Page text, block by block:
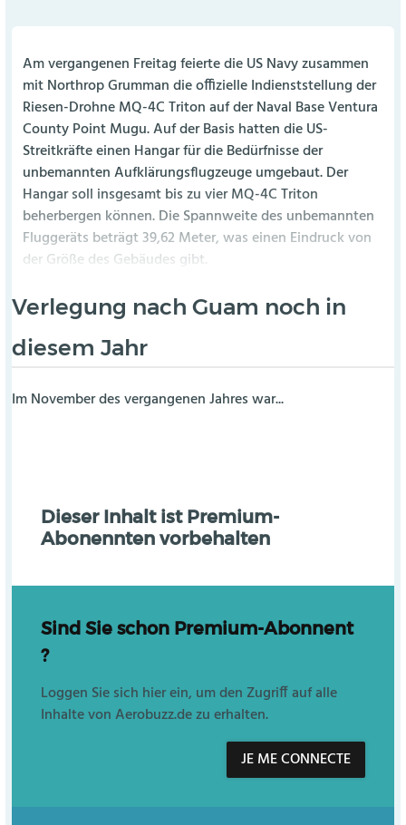
Am vergangenen Freitag feierte die US Navy zusammen
mit Northrop Grumman die offizielle Indienststellung der
Riesen-Drohne MQ-4C Triton auf der Naval Base Ventura
County Point Mugu. Auf der Basis hatten die US-
Streitkräfte einen Hangar für die Bedürfnisse der
unbemannten Aufklärungsflugzeuge umgebaut. Der
Hangar soll insgesamt bis zu vier MQ-4C Triton
beherbergen können. Die Spannweite des unbemannten
Fluggeräts beträgt 39,62 Meter, was einen Eindruck von
der Größe des Gebäudes gibt.
Verlegung nach Guam noch in
diesem Jahr
Im November des vergangenen Jahres war...
Dieser Inhalt ist Premium-
Abonennten vorbehalten
Sind Sie schon Premium-Abonnent
?
Loggen Sie sich hier ein, um den Zugriff auf alle
Inhalte von Aerobuzz.de zu erhalten.
JE ME CONNECTE